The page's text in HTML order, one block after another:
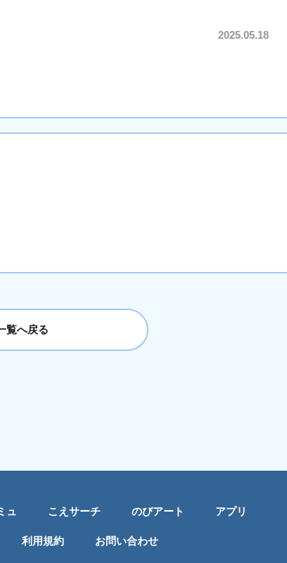
2025.05.18
覧へ戻る
ュ こえサーチ のびアート アプリ
利用規約 お問い合わせ